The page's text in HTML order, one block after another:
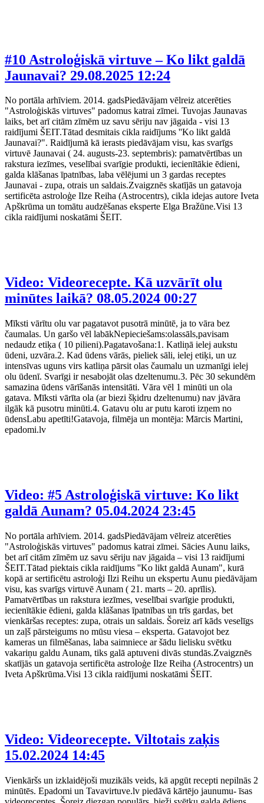
#10 Astroloģiskā virtuve – Ko likt galdā
Jaunavai? 29.08.2025 12:24
No portāla arhīviem. 2014. gadsPiedāvājam vēlreiz atcerēties
"Astroloģiskās virtuves" padomus katrai zīmei. Tuvojas Jaunavas
laiks, bet arī citām zīmēm uz savu sēriju nav jāgaida - visi 13
raidījumi ŠEIT.Tātad desmitais cikla raidījums ''Ko likt galdā
Jaunavai?". Raidījumā kā ierasts piedāvājam visu, kas svarīgs
virtuvē Jaunavai ( 24. augusts-23. septembris): pamatvērtības un
rakstura iezīmes, veselībai svarīgie produkti, iecienītākie ēdieni,
galda klāšanas īpatnības, laba vēlējumi un 3 gardas receptes
Jaunavai - zupa, otrais un saldais.Zvaigznēs skatījās un gatavoja
sertificēta astroloģe Ilze Reiha (Astrocentrs), cikla idejas autore Iveta
Apškrūma un tomātu audzēšanas eksperte Elga Bražūne.Visi 13
cikla raidījumi noskatāmi ŠEIT.
Video: Videorecepte. Kā uzvārīt olu
minūtes laikā? 08.05.2024 00:27
Mīksti vārītu olu var pagatavot pusotrā minūtē, ja to vāra bez
čaumalas. Un garšo vēl labākNepieciešams:olassāls,pavisam
nedaudz etiķa ( 10 pilieni).Pagatavošana:1. Katliņā ielej aukstu
ūdeni, uzvāra.2. Kad ūdens vārās, pieliek sāli, ielej etiķi, un uz
intensīvas uguns virs katliņa pārsit olas čaumalu un uzmanīgi ielej
olu ūdenī. Svarīgi ir nesabojāt olas dzeltenumu.3. Pēc 30 sekundēm
samazina ūdens vārīšanās intensitāti. Vāra vēl 1 minūti un ola
gatava. Mīksti vārīta ola (ar biezi šķidru dzeltenumu) nav jāvāra
ilgāk kā pusotru minūti.4. Gatavu olu ar putu karoti izņem no
ūdensLabu apetīti!Gatavoja, filmēja un montēja: Mārcis Martini,
epadomi.lv
Video: #5 Astroloģiskā virtuve: Ko likt
galdā Aunam? 05.04.2024 23:45
No portāla arhīviem. 2014. gadsPiedāvājam vēlreiz atcerēties
"Astroloģiskās virtuves" padomus katrai zīmei. Sācies Aunu laiks,
bet arī citām zīmēm uz savu sēriju nav jāgaida – visi 13 raidījumi
ŠEIT.Tātad piektais cikla raidījums ''Ko likt galdā Aunam", kurā
kopā ar sertificētu astroloģi Ilzi Reihu un ekspertu Aunu piedāvājam
visu, kas svarīgs virtuvē Aunam ( 21. marts – 20. aprīlis).
Pamatvērtības un rakstura iezīmes, veselībai svarīgie produkti,
iecienītākie ēdieni, galda klāšanas īpatnības un trīs gardas, bet
vienkāršas receptes: zupa, otrais un saldais. Šoreiz arī kāds veselīgs
un zaļš pārsteigums no mūsu viesa – eksperta. Gatavojot bez
kameras un filmēšanas, laba saimniece ar šādu lielisku svētku
vakariņu galdu Aunam, tiks galā aptuveni divās stundās.Zvaigznēs
skatījās un gatavoja sertificēta astroloģe Ilze Reiha (Astrocentrs) un
Iveta Apškrūma.Visi 13 cikla raidījumi noskatāmi ŠEIT.
Video: Videorecepte. Viltotais zaķis
15.02.2024 14:45
Vienkāršs un izklaidējoši muzikāls veids, kā apgūt recepti nepilnās 2
minūtēs. Epadomi un Tavavirtuve.lv piedāvā kārtējo jaunumu- īsas